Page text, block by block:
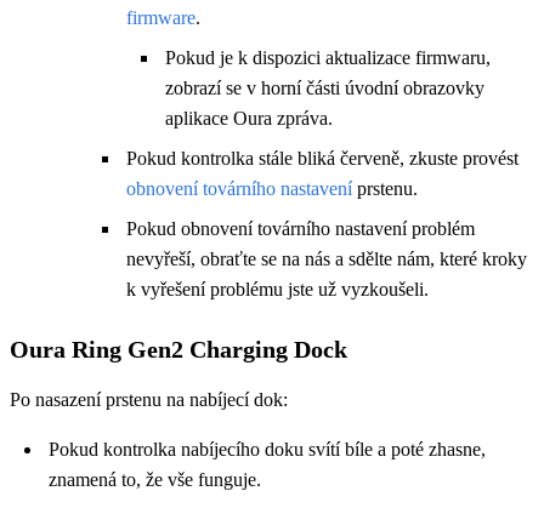
firmware.
Pokud je k dispozici aktualizace firmwaru,
zobrazí se v horní části úvodní obrazovky
aplikace Oura zpráva.
Pokud kontrolka stále bliká červeně, zkuste provést
obnovení továrního nastaveníprstenu.
Pokud obnovení továrního nastavení problém
nevyřeší, obraťte se na nás a sdělte nám, které kroky
k vyřešení problému jste už vyzkoušeli.
Oura Ring Gen2 Charging Dock
Po nasazení prstenu na nabíjecí dok:
Pokud kontrolka nabíjecího doku svítí bíle a poté zhasne,
znamená to, že vše funguje.